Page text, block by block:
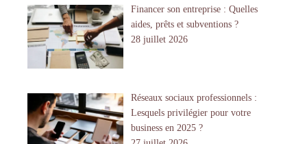
Financer son entreprise : Quelles
aides, prêts et subventions ?
28 juillet 2026
Réseaux sociaux professionnels :
Lesquels privilégier pour votre
business en 2025 ?